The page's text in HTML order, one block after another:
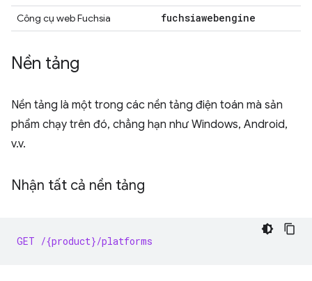
Công cụ web Fuchsia fuchsiawebengine
Nền tảng
Nền tảng là một trong các nền tảng điện toán mà sản
phẩm chạy trên đó, chẳng hạn như Windows, Android,
v.v.
Nhận tất cả nền tảng
GET /{product}/platforms